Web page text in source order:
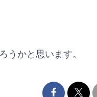
うかと思います。